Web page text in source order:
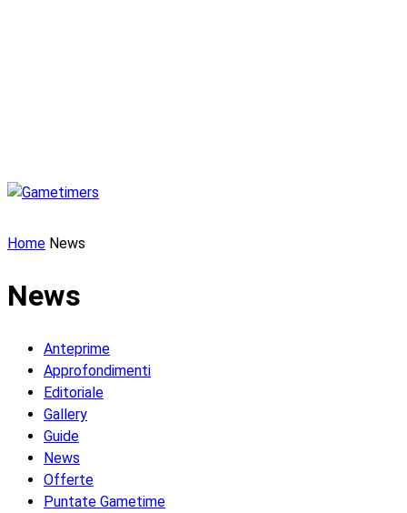
Home News
News
Anteprime
Approfondimenti
Editoriale
Gallery
Guide
News
Offerte
Puntate Gametime